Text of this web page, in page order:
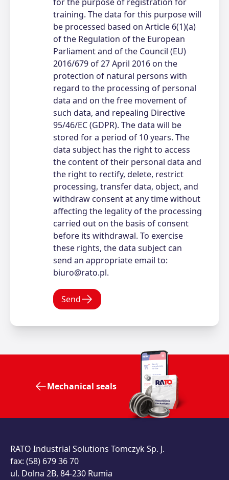
for the purpose of registration for
training. The data for this purpose will
be processed based on Article 6(1)(a)
of the Regulation of the European
Parliament and of the Council (EU)
2016/679 of 27 April 2016 on the
protection of natural persons with
regard to the processing of personal
data and on the free movement of
such data, and repealing Directive
95/46/EC (GDPR). The data will be
stored for a period of 10 years. The
data subject has the right to access
the content of their personal data and
the right to rectify, delete, restrict
processing, transfer data, object, and
withdraw consent at any time without
affecting the legality of the processing
carried out on the basis of consent
before its withdrawal. To exercise
these rights, the data subject can
send an appropriate email to:
biuro@rato.pl.
Send
Mechanical seals
RATO Industrial Solutions Tomczyk Sp. J.
fax: (58) 679 36 70
ul. Dolna 2B, 84-230 Rumia